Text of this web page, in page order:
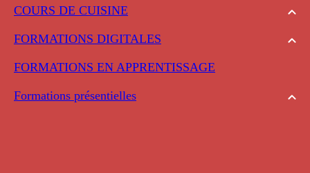
COURS DE CUISINE
FORMATIONS DIGITALES
FORMATIONS EN APPRENTISSAGE
Formations présentielles